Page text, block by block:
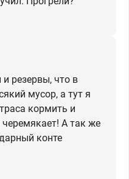
резервы, что в
мусор, а тут я
кормить и
черемякает! А так же
конте